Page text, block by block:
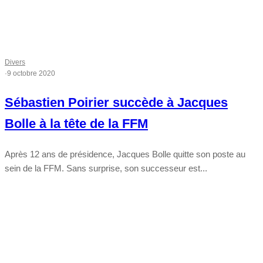
Divers
·9 octobre 2020
Sébastien Poirier succède à Jacques
Bolle à la tête de la FFM
Après 12 ans de présidence, Jacques Bolle quitte son poste au
sein de la FFM. Sans surprise, son successeur est...